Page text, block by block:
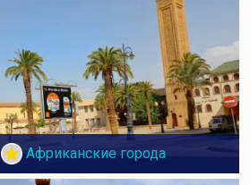
Африканские города